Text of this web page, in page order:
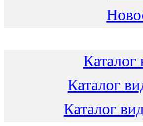
Каталог
Каталог
Каталог